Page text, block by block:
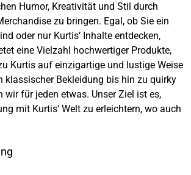
Humor, Kreativität und Stil durch
zu bringen. Egal, ob Sie ein
oder nur Kurtis’ Inhalte entdecken,
eine Vielzahl hochwertiger Produkte,
Kurtis auf einzigartige und lustige Weise
klassischer Bekleidung bis hin zu quirky
wir für jeden etwas. Unser Ziel ist es,
mit Kurtis’ Welt zu erleichtern, wo auch